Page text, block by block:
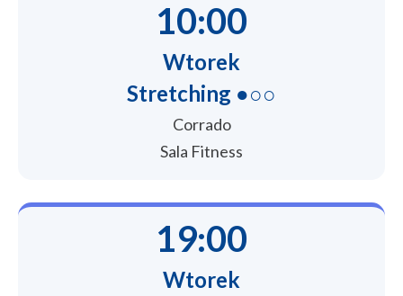
10:00
Wtorek
Stretching ●○○
Corrado
Sala Fitness
19:00
Wtorek